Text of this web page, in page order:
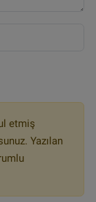
etmiş
Yazılan